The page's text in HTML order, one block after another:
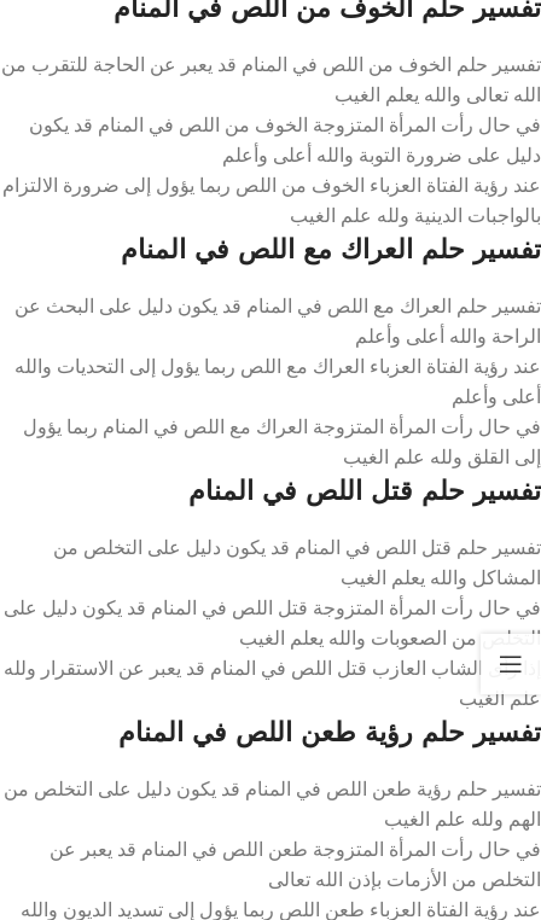
تفسير حلم الخوف من اللص في المنام
تفسير حلم الخوف من اللص في المنام قد يعبر عن الحاجة للتقرب من
الله تعالى والله يعلم الغيب
في حال رأت المرأة المتزوجة الخوف من اللص في المنام قد يكون
دليل على ضرورة التوبة والله أعلى وأعلم
عند رؤية الفتاة العزباء الخوف من اللص ربما يؤول إلى ضرورة الالتزام
بالواجبات الدينية ولله علم الغيب
تفسير حلم العراك مع اللص في المنام
تفسير حلم العراك مع اللص في المنام قد يكون دليل على البحث عن
الراحة والله أعلى وأعلم
عند رؤية الفتاة العزباء العراك مع اللص ربما يؤول إلى التحديات والله
أعلى وأعلم
في حال رأت المرأة المتزوجة العراك مع اللص في المنام ربما يؤول
إلى القلق ولله علم الغيب
تفسير حلم قتل اللص في المنام
تفسير حلم قتل اللص في المنام قد يكون دليل على التخلص من
المشاكل والله يعلم الغيب
في حال رأت المرأة المتزوجة قتل اللص في المنام قد يكون دليل على
التخلص من الصعوبات والله يعلم الغيب
إذا رأى الشاب العازب قتل اللص في المنام قد يعبر عن الاستقرار ولله
علم الغيب
تفسير حلم رؤية طعن اللص في المنام
تفسير حلم رؤية طعن اللص في المنام قد يكون دليل على التخلص من
الهم ولله علم الغيب
في حال رأت المرأة المتزوجة طعن اللص في المنام قد يعبر عن
التخلص من الأزمات بإذن الله تعالى
عند رؤية الفتاة العزباء طعن اللص ربما يؤول إلى تسديد الديون والله